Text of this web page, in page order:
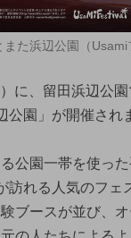
た浜辺公園（Usami
に、留田浜辺公園
公園」が開催され
公園一帯を使っ
訪れる人気のフェ
ブースが並び、